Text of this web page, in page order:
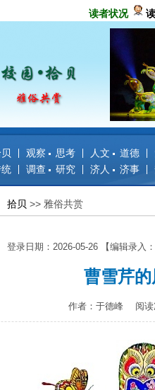
读者状况
观察 思考 人文 道德
调查 研究 济人 济事
拾贝 >> 雅俗共赏
登录日期：2026-05-26 【编辑录入：
曹雪芹
作者：于德峰 阅读